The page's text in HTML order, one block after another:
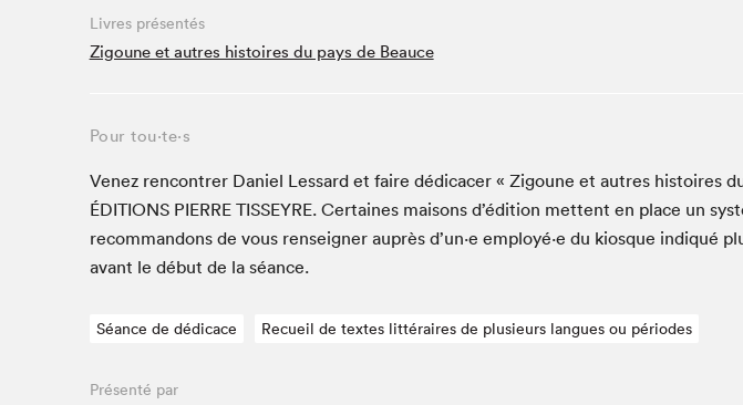
Café La Presse
Espace Côte-des-Neiges
La lecture en cadeau
Le grand jeu de lecture à voix haute du Salon du livre
de Montréal
Le Salon dans ta
Lettres québécoises au Salon
Liseur Public
Louisiane enracinée et branchée
Matinées scolaires
Mur des illustrateur·rice·s
bleu au SLM
Livres présentés
Zigoune et autres histoires du pays de Beauce
Pour tou⋅te⋅s
Venez ren­con­tr­er Daniel Lessard et faire dédi­cac­er « Zigoune et autres his­toires
ÉDI­TIONS PIERRE TIS­SEYRE. Cer­taines maisons d’édi­tion met­tent en place un
recom­man­dons de vous ren­seign­er auprès d’un·e employé·e du kiosque indiqué
avant le début de la séance.
Séance de dédicace Recueil de textes littéraires de plusieurs langues ou périodes
Présenté par